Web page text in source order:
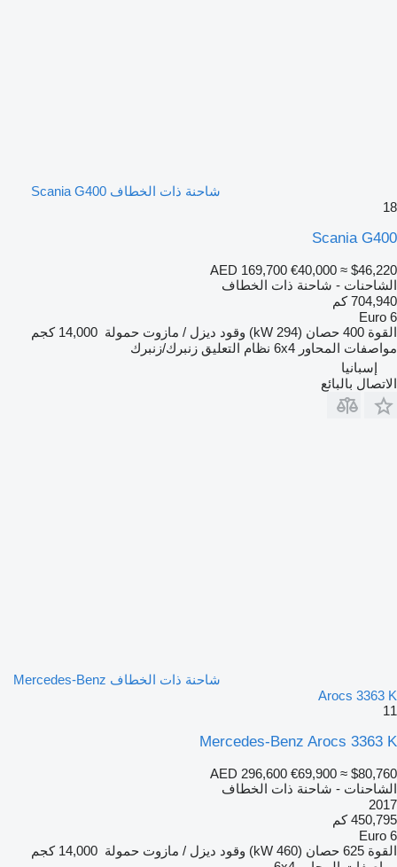
شاحنة ذات الخطاف Scania G400
18
Scania G400
AED 169,700 €40,000 ≈ $46,220
الشاحنات - شاحنة ذات الخطاف
704,940 كم
Euro 6
القوة 400 حصان (294 kW) وقود ديزل / مازوت حمولة 14,000 كجم
مواصفات المحاور 6x4 نظام التعليق زنبرك/زنبرك
إسبانيا
الاتصال بالبائع
شاحنة ذات الخطاف Mercedes-Benz
Arocs 3363 K
11
Mercedes-Benz Arocs 3363 K
AED 296,600 €69,900 ≈ $80,760
الشاحنات - شاحنة ذات الخطاف
2017
450,795 كم
Euro 6
القوة 625 حصان (460 kW) وقود ديزل / مازوت حمولة 14,000 كجم